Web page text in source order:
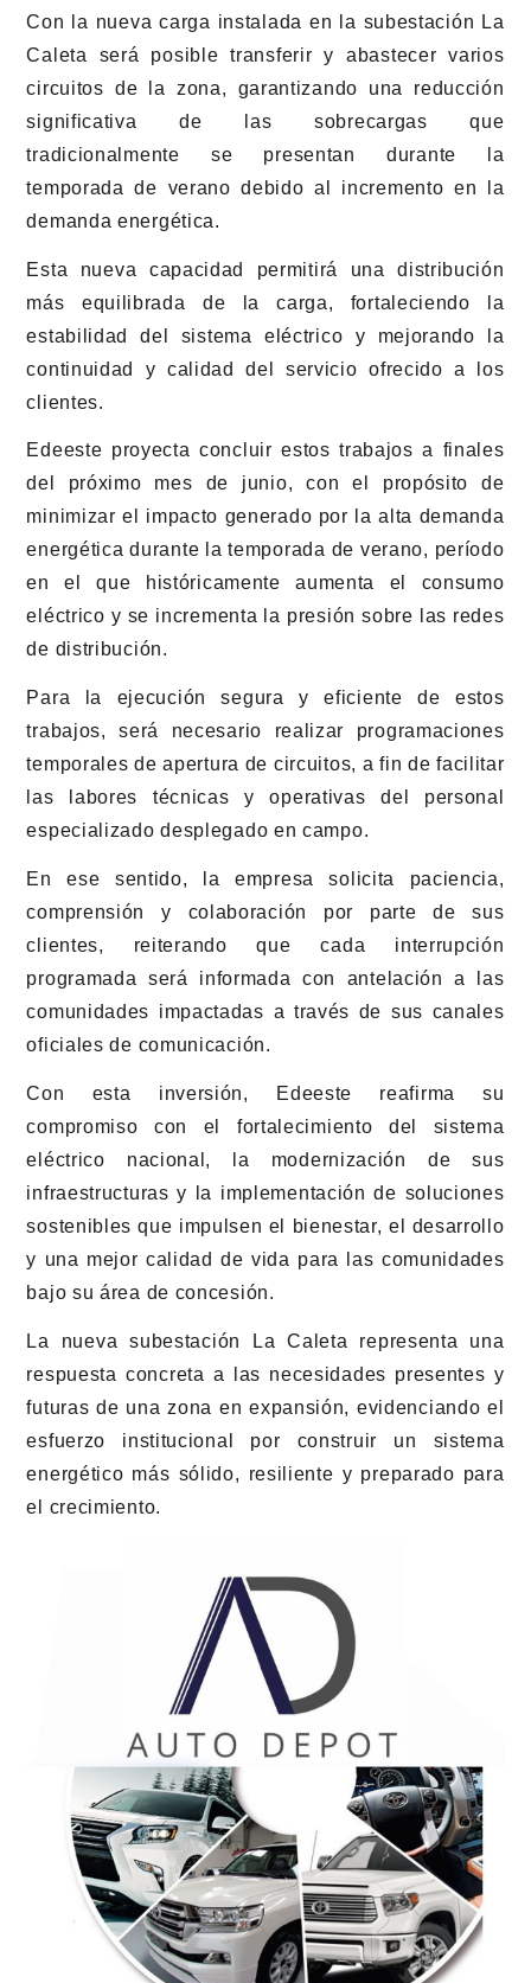
Con la nueva carga instalada en la subestación La
Caleta será posible transferir y abastecer varios
circuitos de la zona, garantizando una reducción
significativa de las sobrecargas que
tradicionalmente se presentan durante la
temporada de verano debido al incremento en la
demanda energética.
Esta nueva capacidad permitirá una distribución
más equilibrada de la carga, fortaleciendo la
estabilidad del sistema eléctrico y mejorando la
continuidad y calidad del servicio ofrecido a los
clientes.
Edeeste proyecta concluir estos trabajos a finales
del próximo mes de junio, con el propósito de
minimizar el impacto generado por la alta demanda
energética durante la temporada de verano, período
en el que históricamente aumenta el consumo
eléctrico y se incrementa la presión sobre las redes
de distribución.
Para la ejecución segura y eficiente de estos
trabajos, será necesario realizar programaciones
temporales de apertura de circuitos, a fin de facilitar
las labores técnicas y operativas del personal
especializado desplegado en campo.
En ese sentido, la empresa solicita paciencia,
comprensión y colaboración por parte de sus
clientes, reiterando que cada interrupción
programada será informada con antelación a las
comunidades impactadas a través de sus canales
oficiales de comunicación.
Con esta inversión, Edeeste reafirma su
compromiso con el fortalecimiento del sistema
eléctrico nacional, la modernización de sus
infraestructuras y la implementación de soluciones
sostenibles que impulsen el bienestar, el desarrollo
y una mejor calidad de vida para las comunidades
bajo su área de concesión.
La nueva subestación La Caleta representa una
respuesta concreta a las necesidades presentes y
futuras de una zona en expansión, evidenciando el
esfuerzo institucional por construir un sistema
energético más sólido, resiliente y preparado para
el crecimiento.